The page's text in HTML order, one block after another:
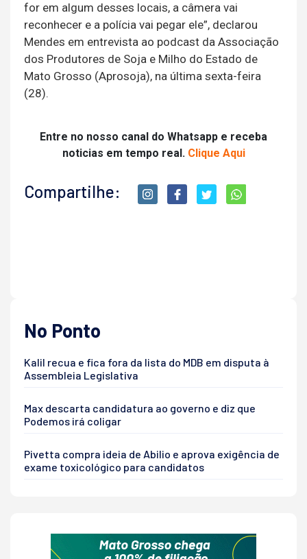
for em algum desses locais, a câmera vai
reconhecer e a polícia vai pegar ele”, declarou
Mendes em entrevista ao podcast da Associação
dos Produtores de Soja e Milho do Estado de
Mato Grosso (Aprosoja), na última sexta-feira
(28).
Entre no nosso canal do Whatsapp e receba
noticias em tempo real. Clique Aqui
Compartilhe:
No Ponto
Kalil recua e fica fora da lista do MDB em disputa à
Assembleia Legislativa
Max descarta candidatura ao governo e diz que
Podemos irá coligar
Pivetta compra ideia de Abilio e aprova exigência de
exame toxicológico para candidatos